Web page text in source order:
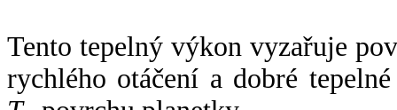
Tento tepelný výkon vyzařuje
rychlého otáčení a dobré